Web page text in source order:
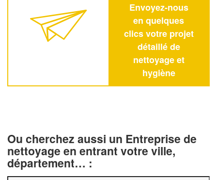
Envoyez-nous
en quelques
clics votre projet
détaillé de
nettoyage et
hygiène
Ou cherchez aussi un Entreprise de
nettoyage en entrant votre ville,
département… :